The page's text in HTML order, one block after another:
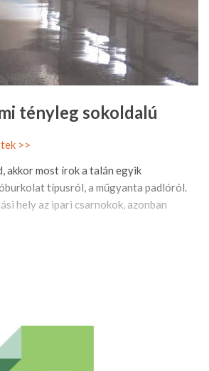
tényleg sokoldalú
>>
akkor most írok a talán egyik
típusról, a műgyanta padlóról.
hely az ipari csarnokok, azonban